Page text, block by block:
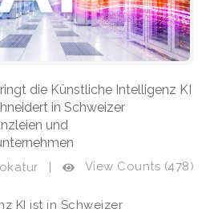
die Künstliche Intelligenz KI
in Schweizer
und
| View Counts (478)
KI ist in Schweizer